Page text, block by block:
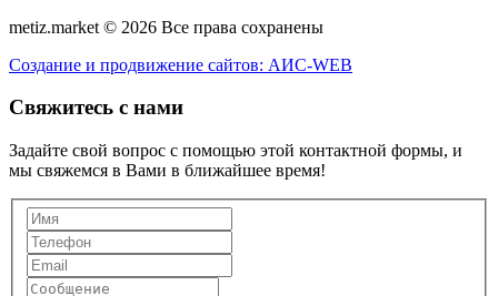
metiz.market © 2026 Все права сохранены
Создание и продвижение сайтов: АИС-WEB
Свяжитесь с нами
Задайте свой вопрос с помощью этой контактной формы, и
мы свяжемся в Вами в ближайшее время!